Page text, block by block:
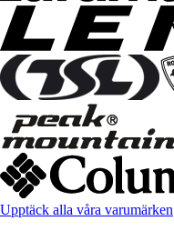
Upptäck alla våra varumärken